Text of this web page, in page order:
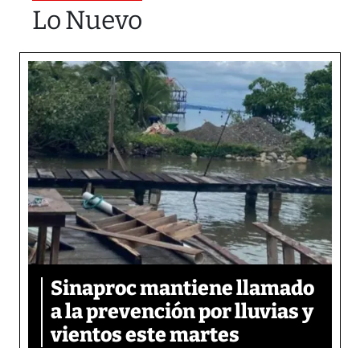
Lo Nuevo
Sinaproc mantiene llamado
a la prevención por lluvias y
vientos este martes